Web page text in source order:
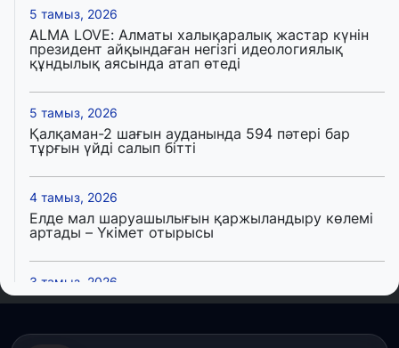
5 тамыз, 2026
ALMA LOVE: Алматы халықаралық жастар күнін
президент айқындаған негізгі идеологиялық
құндылық аясында атап өтеді
5 тамыз, 2026
Қалқаман-2 шағын ауданында 594 пәтері бар
тұрғын үйді салып бітті
4 тамыз, 2026
Елде мал шаруашылығын қаржыландыру көлемі
артады – Үкімет отырысы
3 тамыз, 2026
Өңірлерде жаңа вокзалдар, су құбыры,
пайдалануға берілді